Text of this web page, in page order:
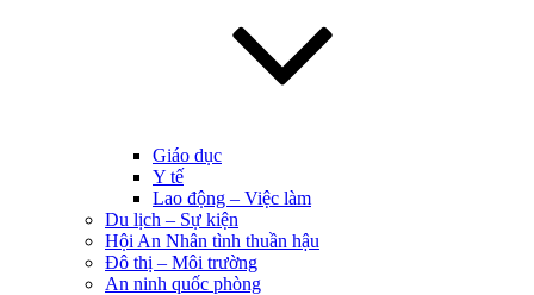
Giáo dục
Y tế
Lao động – Việc làm
Du lịch – Sự kiện
Hội An Nhân tình thuần hậu
Đô thị – Môi trường
An ninh quốc phòng